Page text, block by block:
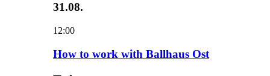
31.08.
12:00
How to work with Ballhaus Ost